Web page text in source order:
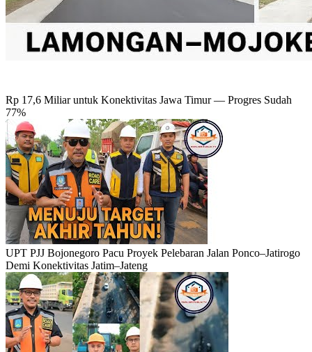
Rp 17,6 Miliar untuk Konektivitas Jawa Timur — Progres Sudah
77%
UPT PJJ Bojonegoro Pacu Proyek Pelebaran Jalan Ponco–Jatirogo
Demi Konektivitas Jatim–Jateng